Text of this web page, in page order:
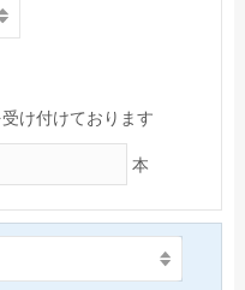
て
け付けております
本